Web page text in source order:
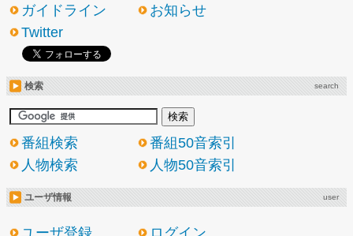
ガイドライン
お知らせ
Twitter
検索 search
番組検索
番組50音索引
人物検索
人物50音索引
ユーザ情報 user
ユーザ登録 ログイン